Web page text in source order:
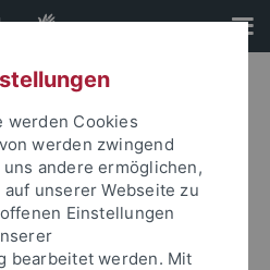
werden Cookies
werden zwingend
andere ermöglichen,
unserer Webseite zu
Einstellungen
bearbeitet werden. Mit